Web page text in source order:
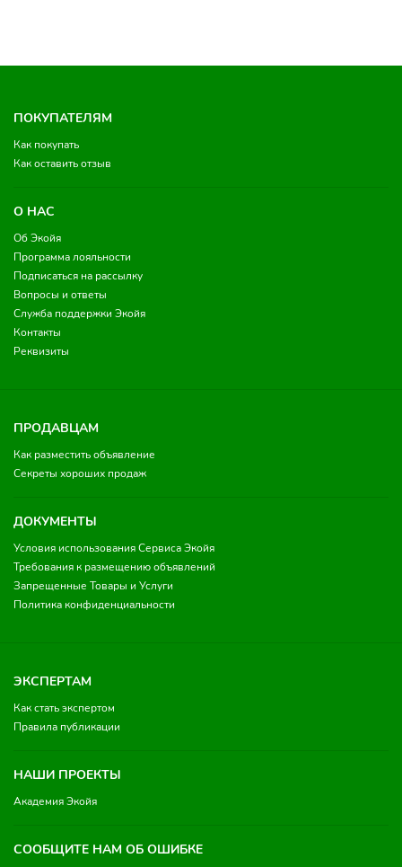
ПОКУПАТЕЛЯМ
Как покупать
Как оставить отзыв
О НАС
Об Экойя
Программа лояльности
Подписаться на рассылку
Вопросы и ответы
Служба поддержки Экойя
Контакты
Реквизиты
ПРОДАВЦАМ
Как разместить объявление
Секреты хороших продаж
ДОКУМЕНТЫ
Условия использования Сервиса Экойя
Требования к размещению объявлений
Запрещенные Товары и Услуги
Политика конфиденциальности
ЭКСПЕРТАМ
Как стать экспертом
Правила публикации
НАШИ ПРОЕКТЫ
Академия Экойя
СООБЩИТЕ НАМ ОБ ОШИБКЕ